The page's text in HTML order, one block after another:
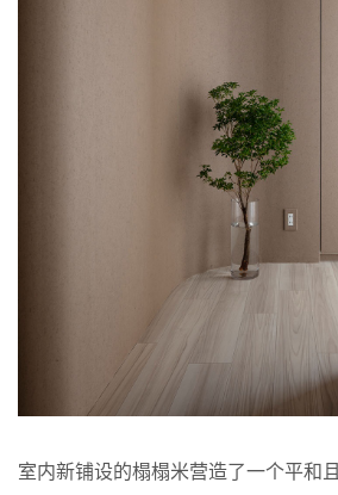
室内新铺设的榻榻米营造了一个平和